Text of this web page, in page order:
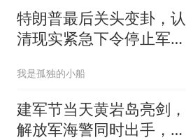
特朗普最后关头变卦，认
清现实紧急下令停止军事
我是孤独的小船
建军节当天黄岩岛亮剑，
解放军海警同时出手，菲